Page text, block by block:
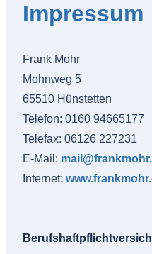
Impressum
Frank Mohr
Mohnweg 5
65510 Hünstetten
Telefon: 0160 94665177
Telefax: 06126 227231
E-Mail:
Internet: